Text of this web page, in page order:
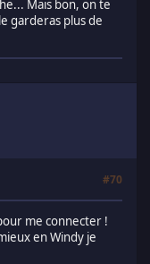
Mais bon, on te
garderas plus de
#70
me connecter !
en Windy je